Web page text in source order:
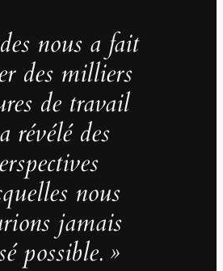
nous a fait
des milliers
de travail
révélé des
nous
jamais
possible. »